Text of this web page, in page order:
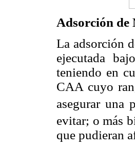
Adsorción de
La adsorción
ejecutada
teniendo en
CAA cuyo
asegurar una
evitar; o más
que pudieran